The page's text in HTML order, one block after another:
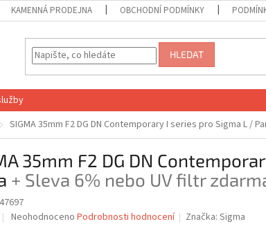
KAMENNÁ PRODEJNA OBCHODNÍ PODMÍNKY
HLEDAT
SIGMA 35mm F2 DG DN Contemporary I series pro Sigma L /
35mm F2 DG DN
+ Sleva 6% nebo UV filtr
Průměrné
Neohodnoceno Podrobnosti hodnocení Značka:Sigma